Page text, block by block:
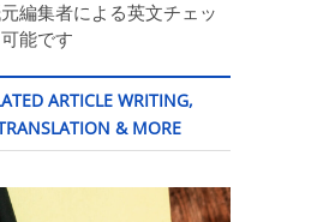
編集者による英文チェッ
能です
ARTICLE WRITING,
& MORE